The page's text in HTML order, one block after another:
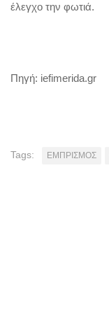
έλεγχο την φωτιά.
Πηγή: iefimerida.gr
Tags: ΕΜΠΡΙΣΜΟΣ